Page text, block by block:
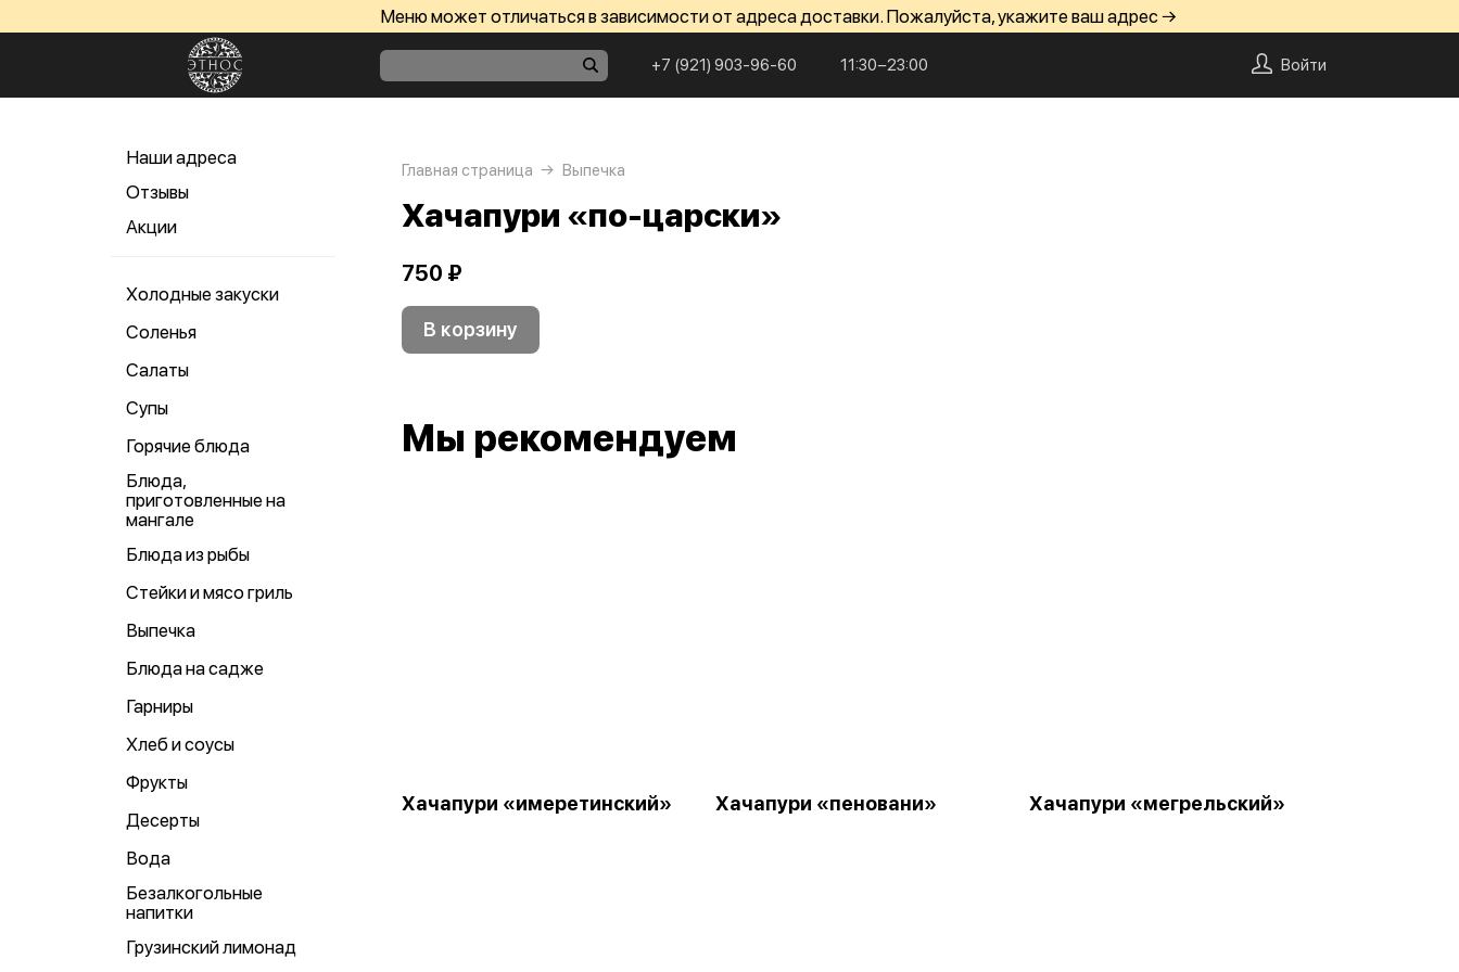
Меню может отличаться в зависимости от адреса доставки. Пожалуйста, укажите ваш адрес →
+7 (921) 903-96-60 11:30−23:00 Войти
Наши адреса
Отзывы
Акции
Холодные закуски
Соленья
Салаты
Супы
Горячие блюда
Блюда,
приготовленные на
мангале
Блюда из рыбы
Стейки и мясо гриль
Выпечка
Блюда на садже
Гарниры
Хлеб и соусы
Фрукты
Десерты
Вода
Безалкогольные
напитки
Грузинский лимонад
Главная страница Выпечка
Хачапури «по-царски»
750 ₽
В корзину
Мы рекомендуем
Хачапури «имеретинский» Хачапури «пеновани» Хачапури «мегрельский»